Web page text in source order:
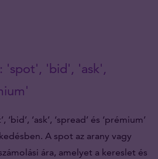
'spot', 'bid', 'ask',
‘ask’, ‘spread’ és ‘prémium’
A spot az arany vagy
ára, amelyet a kereslet és